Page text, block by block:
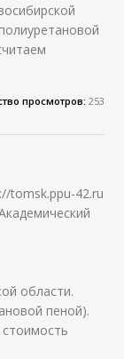
просмотров: 253
tomsk.ppu-42.ru
области.
пеной).